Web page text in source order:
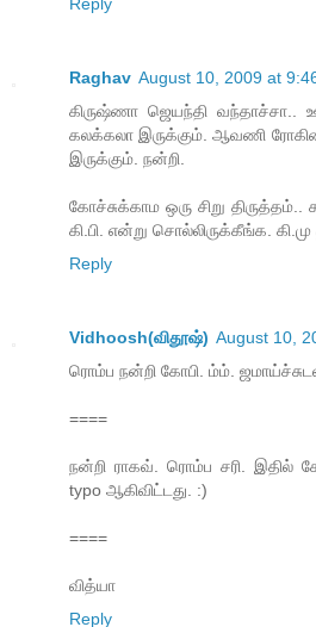
Raghav August 10, 2009 at
கிருஷ்ணா ஜெயந்தி வந்தாச்சா..
கலக்கலா இருக்கும். ஆவணி ரோகிணி
இருக்கும். நன்றி.
கோச்சுக்காம ஒரு சிறு
கி.பி. என்று சொல்லிருக்கீங்க.
Reply
Vidhoosh(விதூஷ்) August 10,
ரொம்ப நன்றி கோபி. ம்ம்.
====
நன்றி ராகவ். ரொம்ப சரி. இதில்
typo ஆகிவிட்டது. :)
====
வித்யா
Reply